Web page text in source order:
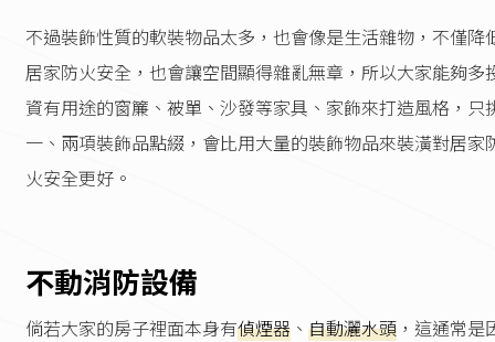
不過裝飾性質的軟裝物品太多，也會像是生活雜物，不僅降
居家防火安全，也會讓空間顯得雜亂無章，所以大家能夠多
資有用途的窗簾、被單、沙發等家具、家飾來打造風格，只
一、兩項裝飾品點綴，會比用大量的裝飾物品來裝潢對居家
火安全更好。
不動消防設備
倘若大家的房子裡面本身有偵煙器 、 自動灑水頭 ，這通常是